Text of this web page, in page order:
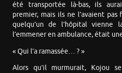
été transportée là-bas, ils
premier, mais ils ne l’avaient
quelqu’un de l’hôpital vienne
l’emmener en ambulance, était
« Qui l’a ramassée… ? »
Alors qu’il murmurait, Kojou